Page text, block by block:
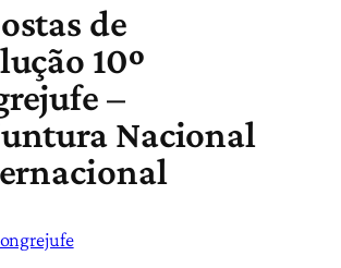
de
10º
–
Nacional